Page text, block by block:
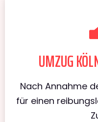
UMZUG
Nach Annahme
für einen